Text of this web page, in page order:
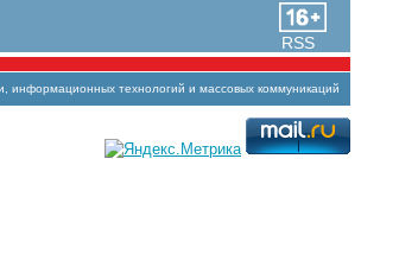
RSS
технологий и массовых коммуникаций